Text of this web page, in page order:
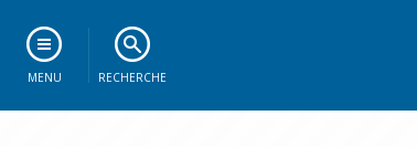
MENU RECHERCHE